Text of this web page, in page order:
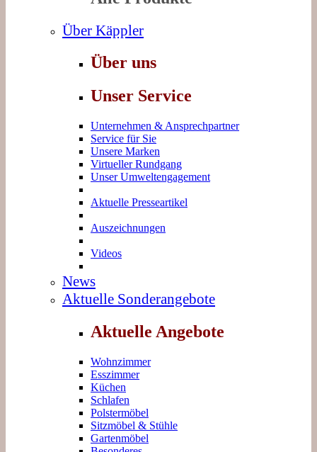
Über Käppler
Über uns
Unser Service
Unternehmen & Ansprechpartner
Service für Sie
Unsere Marken
Virtueller Rundgang
Unser Umweltengagement
Aktuelle Presseartikel
Auszeichnungen
Videos
News
Aktuelle Sonderangebote
Aktuelle Angebote
Wohnzimmer
Esszimmer
Küchen
Schlafen
Polstermöbel
Sitzmöbel & Stühle
Gartenmöbel